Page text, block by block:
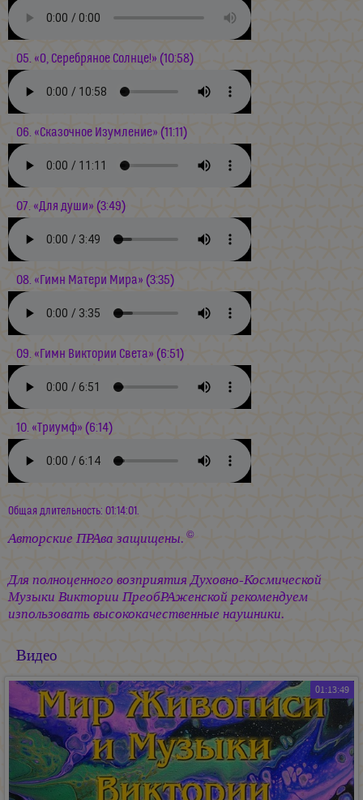
05. «О, Серебряное Солнце!» (10:58)
06. «Сказочное Изумление» (11:11)
07. «Для души» (3:49)
08. «Гимн Матери Мира» (3:35)
09. «Гимн Виктории Света» (6:51)
10. «Триумф» (6:14)
Общая длительность: 01:14:01.
Авторские ПРАва защищены. ©
Для полноценного возприятия Духовно-Космической
Музыки Виктории ПреобРАженской рекомендуем
изпользовать высококачественные наушники.
Видео
01:13:49